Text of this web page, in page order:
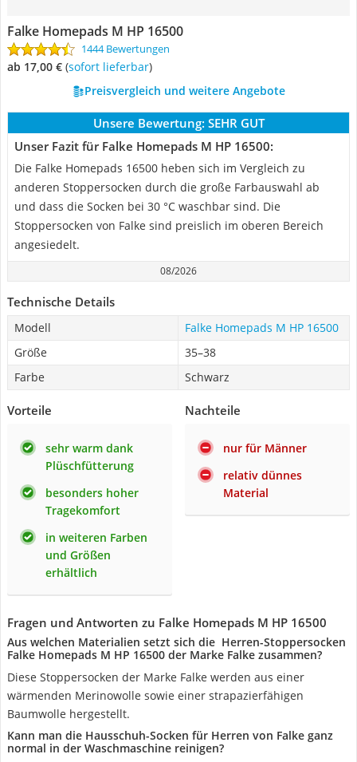
Falke Homepads M HP 16500
1444 Bewertungen
ab 17,00 € ( Sofort lieferbar)
Preisvergleich und weitere Angebote
Unsere Bewertung: SEHR GUT
Unser Fazit für Falke Homepads M HP 16500:
Die Falke Homepads 16500 heben sich im Vergleich zu
anderen Stoppersocken durch die große Farbauswahl ab
und dass die Socken bei 30 °C waschbar sind. Die
Stoppersocken von Falke sind preislich im oberen Bereich
angesiedelt.
08/2026
Technische Details
Modell
Falke Homepads M HP 16500
Größe
35–38
Farbe
Schwarz
Vorteile
sehr warm dank
Plüschfütterung
besonders hoher
Tragekomfort
in weiteren Farben
und Größen
erhältlich
Nachteile
nur für Männer
relativ dünnes
Material
Fragen und Antworten zu Falke Homepads M HP 16500
Aus welchen Materialien setzt sich die ‎ Herren-Stoppersocken
Falke Homepads M HP 16500 der Marke Falke zusammen?
Diese Stoppersocken der Marke Falke werden aus einer
wärmenden Merinowolle sowie einer strapazierfähigen
Baumwolle hergestellt.
Kann man die Hausschuh-Socken für Herren von Falke ganz
normal in der Waschmaschine reinigen?